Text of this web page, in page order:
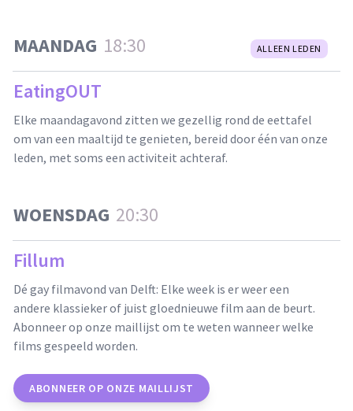
MAANDAG 18:30 ALLEEN LEDEN
EatingOUT
Elke maandagavond zitten we gezellig rond de eettafel
om van een maaltijd te genieten, bereid door één van onze
leden, met soms een activiteit achteraf.
WOENSDAG 20:30
Fillum
Dé gay filmavond van Delft: Elke week is er weer een
andere klassieker of juist gloednieuwe film aan de beurt.
Abonneer op onze maillijst om te weten wanneer welke
films gespeeld worden.
ABONNEER OP ONZE MAILLIJST